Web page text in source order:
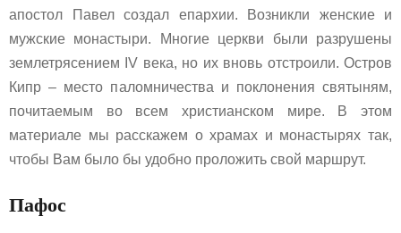
апостол Павел создал епархии. Возникли женские и
мужские монастыри. Многие церкви были разрушены
землетрясением IV века, но их вновь отстроили. Остров
Кипр – место паломничества и поклонения святыням,
почитаемым во всем христианском мире. В этом
материале мы расскажем о храмах и монастырях так,
чтобы Вам было бы удобно проложить свой маршрут.
Пафос